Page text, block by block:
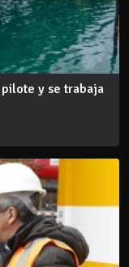
y se trabaja